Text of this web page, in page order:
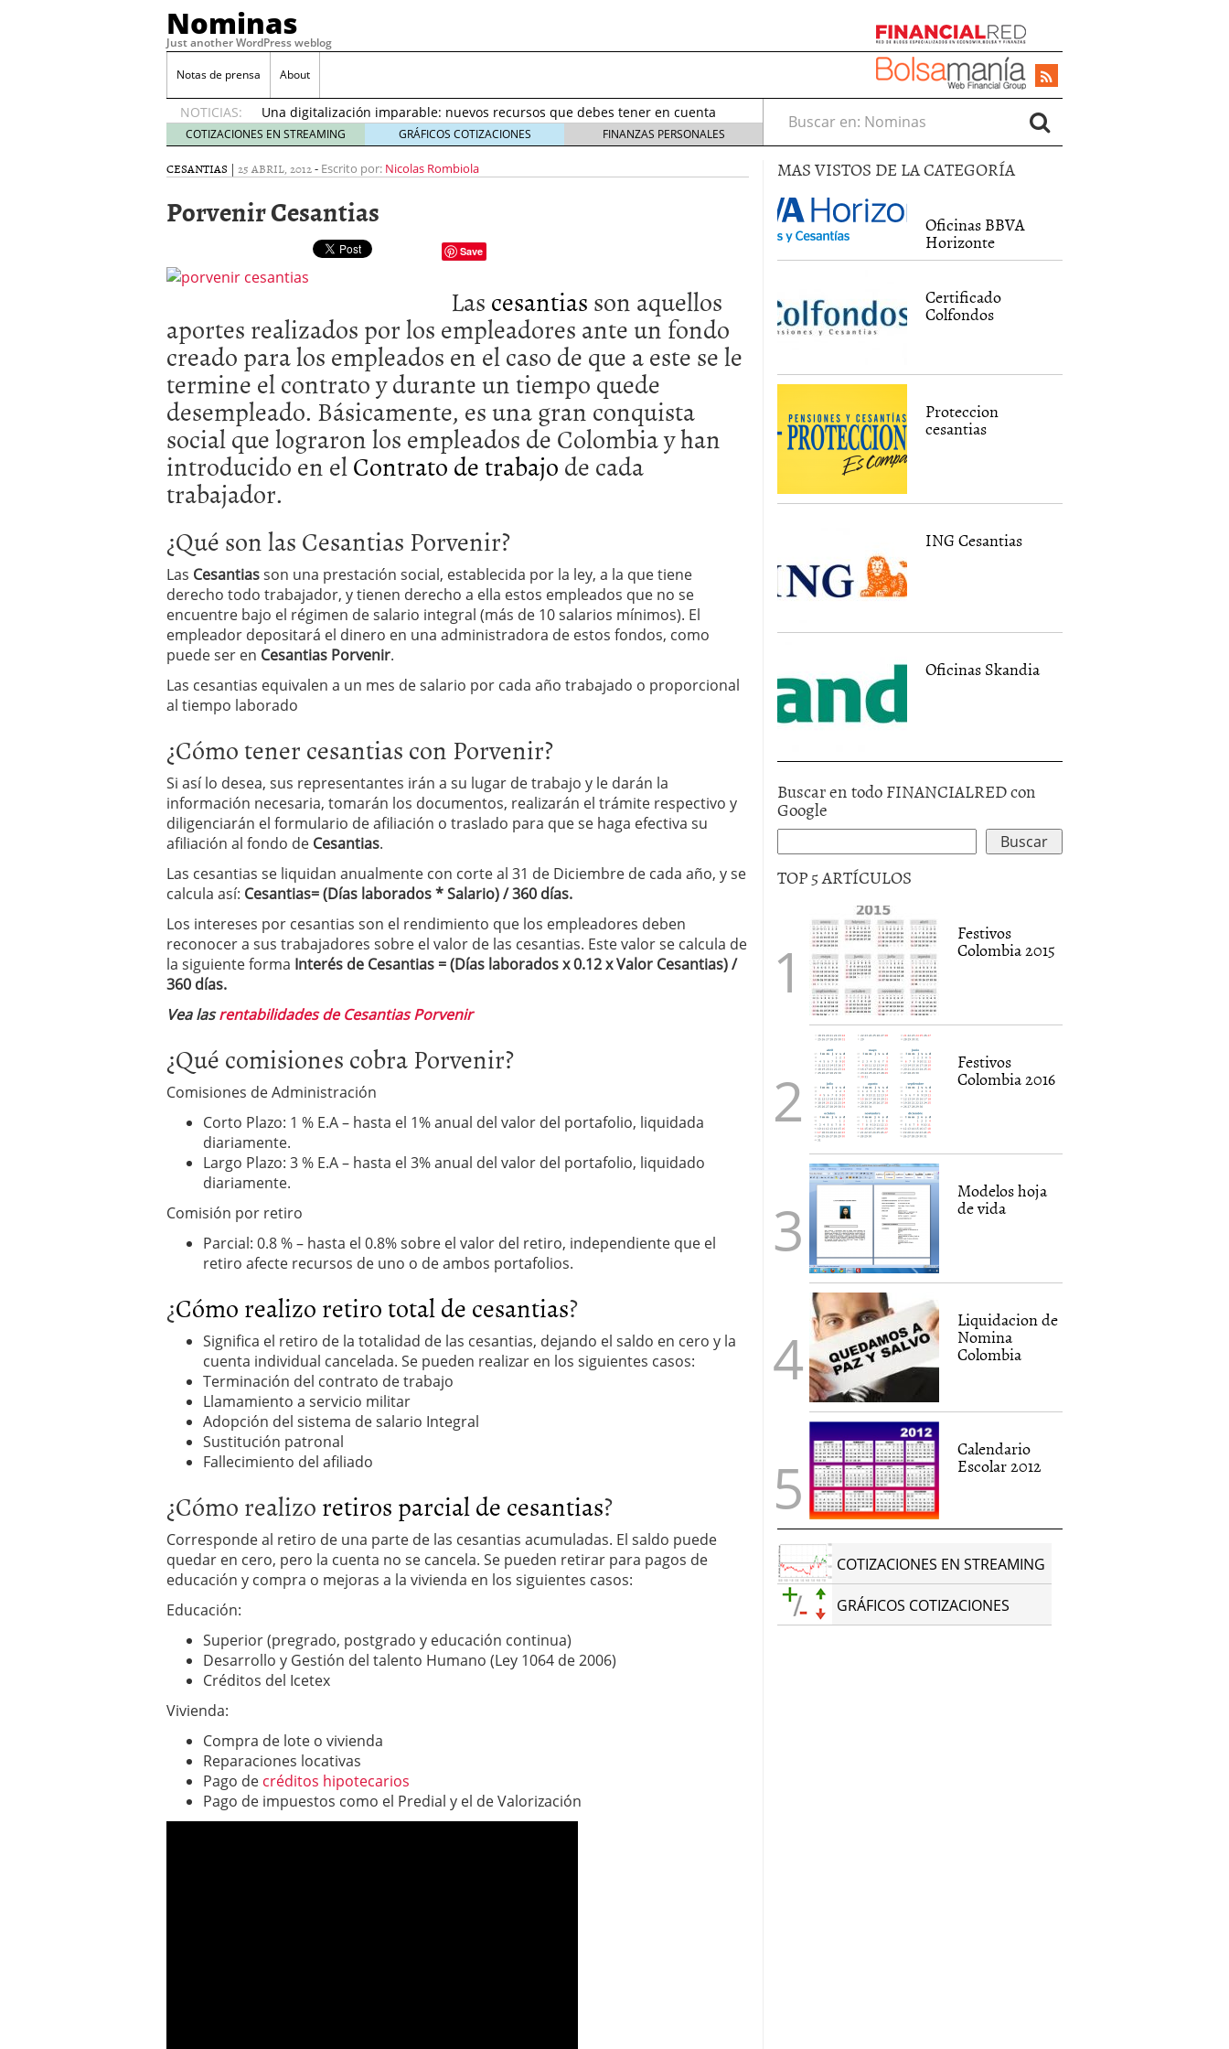
Nominas
Just another WordPress weblog
Notas de prensa About
NOTICIAS:
Desempleo Colombia septiembre 2017
Una digitalización imparable: nuevos recursos que debes tener en cuenta
en el sector financiero
septiembre 2, 2021
¿Cómo afectó el Coronavirus al desarrollo de las nuevas tecnologías? mayo
22, 2021
Desempleo Colombia septiembre 2017
COTIZACIONES EN STREAMING GRÁFICOS COTIZACIONES FINANZAS PERSONALES
Buscar en:
CESANTIAS | 25 ABRIL, 2012- Escrito por: Nicolas Rombiola
Porvenir Cesantias
Save
Lascesantiasson aquellos
aportes realizados por los empleadores ante un fondo
creado para los empleados en el caso de que a este se le
termine el contrato y durante un tiempo quede
desempleado. Básicamente, es una gran conquista
social que lograron los empleados de Colombia y han
introducido en elContrato de trabajode cada
trabajador.
¿Qué son las Cesantias Porvenir?
Las Cesantiasson una prestación social, establecida por la ley, a la que tiene
derecho todo trabajador, y tienen derecho a ella estos empleados que no se
encuentre bajo el régimen de salario integral (más de 10 salarios mínimos). El
empleador depositará el dinero en una administradora de estos fondos, como
puede ser en Cesantias Porvenir.
Las cesantias equivalen a un mes de salario por cada año trabajado o proporcional
al tiempo laborado
¿Cómo tener cesantias con Porvenir?
Si así lo desea, sus representantes irán a su lugar de trabajo y le darán la
información necesaria, tomarán los documentos, realizarán el trámite respectivo y
diligenciarán el formulario de afiliación o traslado para que se haga efectiva su
afiliación al fondo de Cesantias.
Las cesantias se liquidan anualmente con corte al 31 de Diciembre de cada año, y se
calcula así: Cesantias= (Días laborados * Salario) / 360 días.
Los intereses por cesantias son el rendimiento que los empleadores deben
reconocer a sus trabajadores sobre el valor de las cesantias. Este valor se calcula de
la siguiente forma Interés de Cesantias = (Días laborados x 0.12 x Valor Cesantias) /
360 días.
Vea lasrentabilidades de Cesantias Porvenir
¿Qué comisiones cobra Porvenir?
Comisiones de Administración
Corto Plazo: 1 % E.A – hasta el 1% anual del valor del portafolio, liquidada
diariamente.
Largo Plazo: 3 % E.A – hasta el 3% anual del valor del portafolio, liquidado
diariamente.
Comisión por retiro
Parcial: 0.8 % – hasta el 0.8% sobre el valor del retiro, independiente que el
retiro afecte recursos de uno o de ambos portafolios.
¿Cómo realizo retiro total de cesantias?
Significa el retiro de la totalidad de las cesantias, dejando el saldo en cero y la
cuenta individual cancelada. Se pueden realizar en los siguientes casos:
Terminación del contrato de trabajo
Llamamiento a servicio militar
Adopción del sistema de salario Integral
Sustitución patronal
Fallecimiento del afiliado
¿Cómo realizoretiros parcial de cesantias?
Corresponde al retiro de una parte de las cesantias acumuladas. El saldo puede
quedar en cero, pero la cuenta no se cancela. Se pueden retirar para pagos de
educación y compra o mejoras a la vivienda en los siguientes casos:
Educación:
Superior (pregrado, postgrado y educación continua)
Desarrollo y Gestión del talento Humano (Ley 1064 de 2006)
Créditos del Icetex
Vivienda:
Compra de lote o vivienda
Reparaciones locativas
Pago de créditos hipotecarios
Pago de impuestos como el Predial y el de Valorización
MAS VISTOS DE LA CATEGORÍA
Oficinas BBVA
Horizonte
Certificado
Colfondos
Proteccion
cesantias
ING Cesantias
Oficinas Skandia
Buscar en todo FINANCIALRED con
Google
TOP 5 ARTÍCULOS
Festivos
Colombia 2015
Festivos
Colombia 2016
Modelos hoja
de vida
Liquidacion de
Nomina
Colombia
Calendario
Escolar 2012
COTIZACIONES EN STREAMING
GRÁFICOS COTIZACIONES